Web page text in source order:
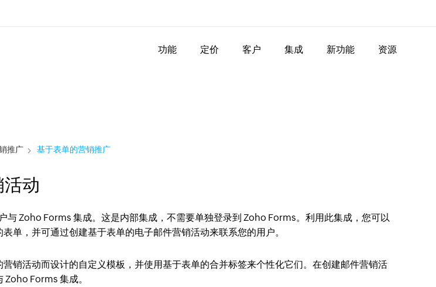
功能 定价 客户 集成 新功能 资源
推广 基于表单的营销推广
动
与 Zoho Forms 集成。这是内部集成，不需要单独登录到 Zoho Forms。利用此集成，您可以
单，并可通过创建基于表单的电子邮件营销活动来联系您的用户。
销活动而设计的自定义模板，并使用基于表单的合并标签来个性化它们。在创建邮件营销活
Forms 集成。